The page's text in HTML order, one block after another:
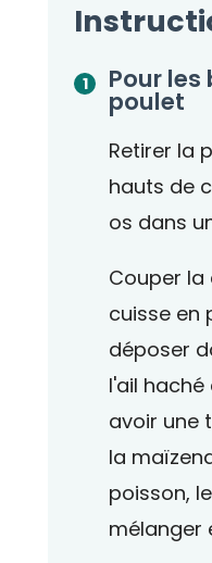
Pour
poulet
Retirer la
hauts de
os dans
Couper
cuisse en
déposer
l'ail haché
avoir une
la
poisson,
mélanger